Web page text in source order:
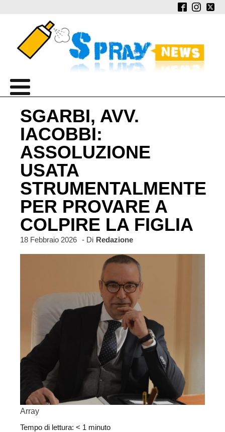
SGARBI, AVV.
IACOBBI:
ASSOLUZIONE
USATA
STRUMENTALMENTE
PER PROVARE A
COLPIRE LA FIGLIA
18 Febbraio 2026 - Di Redazione
Array
Tempo di lettura: < 1 minuto